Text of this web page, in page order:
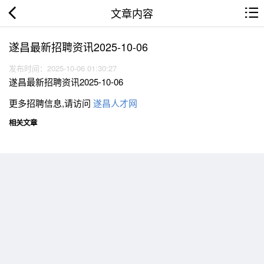
文章内容
遂昌最新招聘资讯2025-10-06
发布时间：2025-10-06 01:30:27
遂昌最新招聘资讯2025-10-06
更多招聘信息,请访问 遂昌人才网
相关文章